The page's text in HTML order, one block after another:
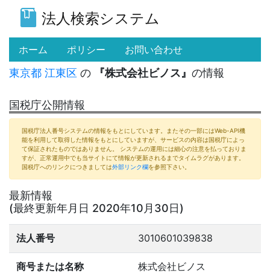
法人検索システム
ホーム (current)
ポリシー お問い合わせ
東京都 江東区 の 『株式会社ビノス』 の情報
国税庁公開情報
国税庁法人番号システムの情報をもとにしています。またその一部にはWeb-API機
能を利用して取得した情報をもとにしていますが、サービスの内容は国税庁によっ
て保証されたものではありません。 システムの運用には細心の注意を払っておりま
すが、正常運用中でも当サイトにて情報が更新されるまでタイムラグがあります。
国税庁へのリンクにつきましては外部リンク欄を参照下さい。
最新情報
(最終更新年月日 2020年10月30日)
法人番号 3010601039838
商号または名称 株式会社ビノス